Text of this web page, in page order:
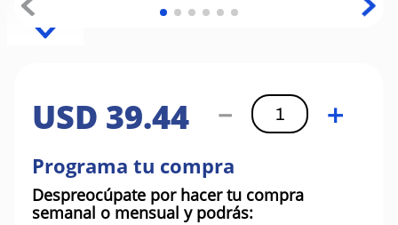
USD 39.44 ＋
－
Programa tu compra
Despreocúpate por hacer tu compra
semanal o mensual y podrás: